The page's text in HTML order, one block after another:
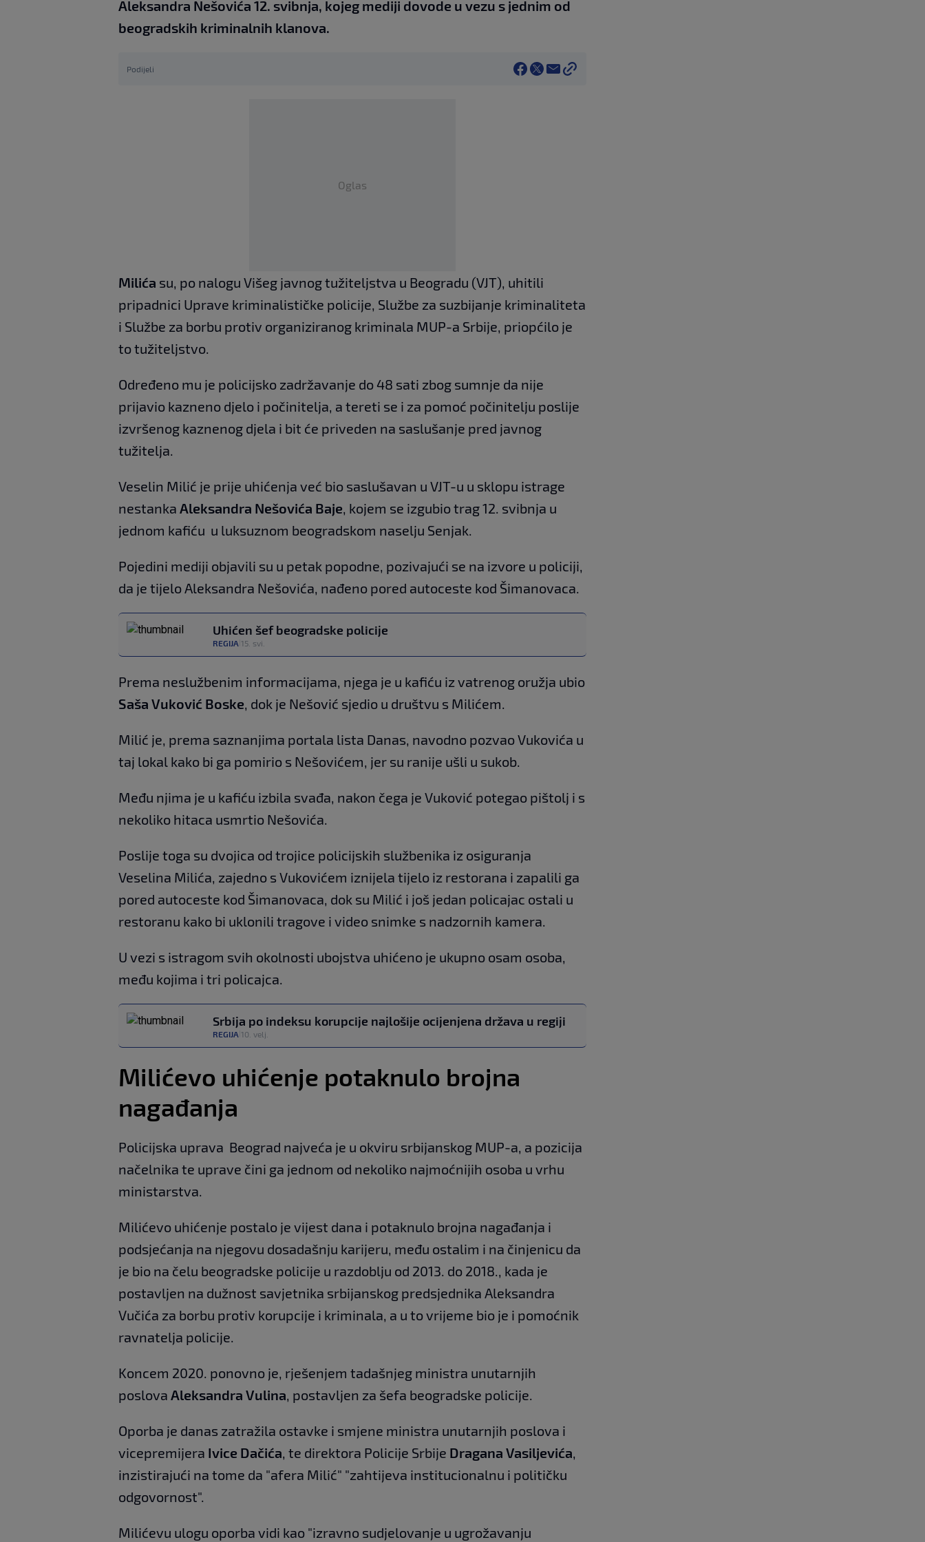
Aleksandra Nešovića 12. svibnja, kojeg mediji dovode u vezu s jednim od
beogradskih kriminalnih klanova.
Podijeli
Oglas
Milića su, po nalogu Višeg javnog tužiteljstva u Beogradu (VJT), uhitili
pripadnici Uprave kriminalističke policije, Službe za suzbijanje kriminaliteta
i Službe za borbu protiv organiziranog kriminala MUP-a Srbije, priopćilo je
to tužiteljstvo.
Određeno mu je policijsko zadržavanje do 48 sati zbog sumnje da nije
prijavio kazneno djelo i počinitelja, a tereti se i za pomoć počinitelju poslije
izvršenog kaznenog djela i bit će priveden na saslušanje pred javnog
tužitelja.
Veselin Milić je prije uhićenja već bio saslušavan u VJT-u u sklopu istrage
nestanka Aleksandra Nešovića Baje , kojem se izgubio trag 12. svibnja u
jednom kafiću u luksuznom beogradskom naselju Senjak.
Pojedini mediji objavili su u petak popodne, pozivajući se na izvore u policiji,
da je tijelo Aleksandra Nešovića, nađeno pored autoceste kod Šimanovaca.
Uhićen šef beogradske policije
REGIJA 15. svi.
Prema neslužbenim informacijama, njega je u kafiću iz vatrenog oružja ubio
Saša Vuković Boske , dok je Nešović sjedio u društvu s Milićem.
Milić je, prema saznanjima portala lista Danas, navodno pozvao Vukovića u
taj lokal kako bi ga pomirio s Nešovićem, jer su ranije ušli u sukob.
Među njima je u kafiću izbila svađa, nakon čega je Vuković potegao pištolj i s
nekoliko hitaca usmrtio Nešovića.
Poslije toga su dvojica od trojice policijskih službenika iz osiguranja
Veselina Milića, zajedno s Vukovićem iznijela tijelo iz restorana i zapalili ga
pored autoceste kod Šimanovaca, dok su Milić i još jedan policajac ostali u
restoranu kako bi uklonili tragove i video snimke s nadzornih kamera.
U vezi s istragom svih okolnosti ubojstva uhićeno je ukupno osam osoba,
među kojima i tri policajca.
Srbija po indeksu korupcije najlošije ocijenjena država u regiji
REGIJA 10. velj.
Milićevo uhićenje potaknulo brojna
nagađanja
Policijska uprava Beograd najveća je u okviru srbijanskog MUP-a, a pozicija
načelnika te uprave čini ga jednom od nekoliko najmoćnijih osoba u vrhu
ministarstva.
Milićevo uhićenje postalo je vijest dana i potaknulo brojna nagađanja i
podsjećanja na njegovu dosadašnju karijeru, među ostalim i na činjenicu da
je bio na čelu beogradske policije u razdoblju od 2013. do 2018., kada je
postavljen na dužnost savjetnika srbijanskog predsjednika Aleksandra
Vučića za borbu protiv korupcije i kriminala, a u to vrijeme bio je i pomoćnik
ravnatelja policije.
Koncem 2020. ponovno je, rješenjem tadašnjeg ministra unutarnjih
poslova Aleksandra Vulina , postavljen za šefa beogradske policije.
Oporba je danas zatražila ostavke i smjene ministra unutarnjih poslova i
vicepremijera Ivice Dačića , te direktora Policije Srbije Dragana Vasiljevića
inzistirajući na tome da "afera Milić" "zahtijeva institucionalnu i političku
odgovornost".
Milićevu ulogu oporba vidi kao "izravno sudjelovanje u ugrožavanju